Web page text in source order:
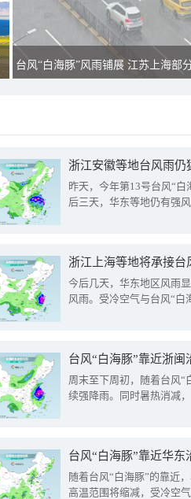
台风“白海豚”风雨铺展 江苏上海部
浙江安徽等地台风雨
昨天，今年第13号台风“
后三天，华东等地仍有强
浙江上海等地将承接台
今后几天，华东地区风雨
风雨。受冷空气与台风“白
台风“白海豚”靠近浙
周末至下周初，随着台风“
续强降雨。同时暑热消减
台风“白海豚”靠近华
随着台风“白海豚”的靠近
高温范围将缩减，受冷空